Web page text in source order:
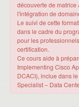
découverte de matrice
l'intégration de
Le suivi de cette
dans le cadre du
pour les
certification.
Ce cours aide à
Implementing Cisco
DCACI), inclue dans
Specialist – Data